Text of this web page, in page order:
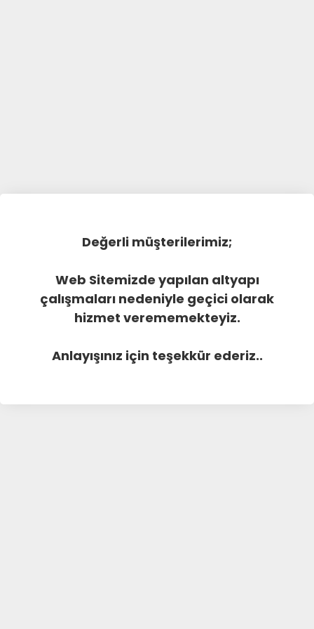
Değerli müşterilerimiz;
Web Sitemizde yapılan altyapı
çalışmaları nedeniyle geçici olarak
hizmet verememekteyiz.
Anlayışınız için teşekkür ederiz..